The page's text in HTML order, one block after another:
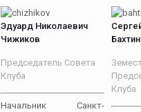
Эдуард Николаевич
Чижиков
Председатель Совета
Клуба
Начальник Санкт-
Бахтин
Клуба